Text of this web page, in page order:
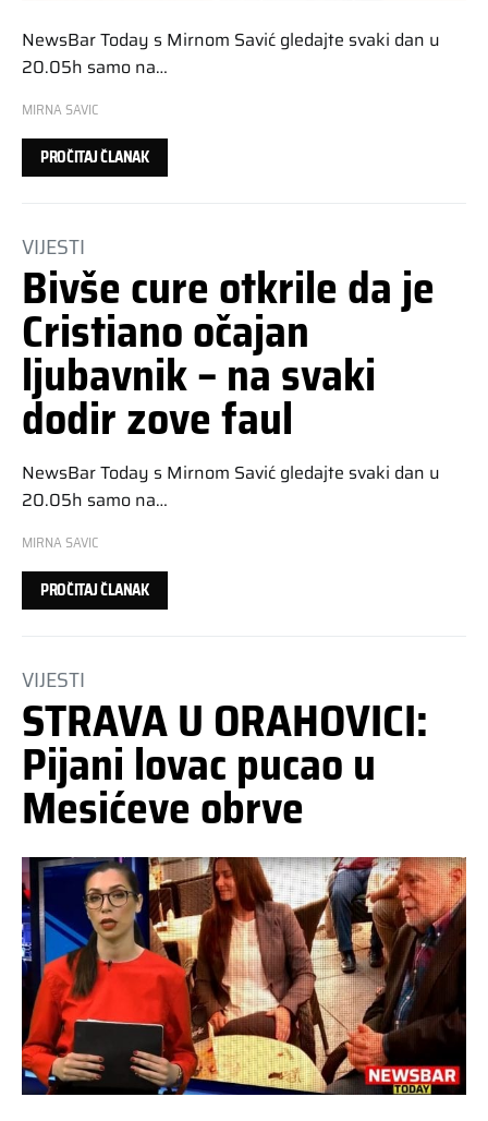
NewsBar Today s Mirnom Savić gledajte svaki dan u
20.05h samo na…
MIRNA SAVIC
PROČITAJ ČLANAK
VIJESTI
Bivše cure otkrile da je
Cristiano očajan
ljubavnik – na svaki
dodir zove faul
NewsBar Today s Mirnom Savić gledajte svaki dan u
20.05h samo na…
MIRNA SAVIC
PROČITAJ ČLANAK
VIJESTI
STRAVA U ORAHOVICI:
Pijani lovac pucao u
Mesićeve obrve